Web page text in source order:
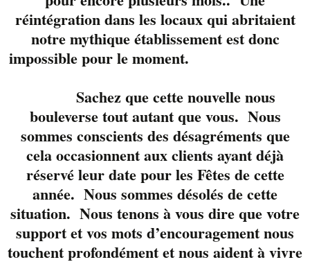
années,Cathy
Laplante,
ChanteuseetSylvain
Landryont décidé de
ensemble pour nous
offrir un spectacle à
leur image. Vous serez
choyés par ce talent
indéniable et
l’harmonie de leurs
voix.
Réservez votre table
au 819-822-3724
réintégration dans les locaux qui abritaient
notre mythique établissement est donc
impossible pour le moment.
Sachez que cette nouvelle nous
bouleverse tout autant que vous. Nous
sommes conscients des désagréments que
cela occasionnent aux clients ayant déjà
réservé leur date pour les Fêtes de cette
année. Nous sommes désolés de cette
situation. Nous tenons à vous dire que votre
support et vos mots d’encouragement nous
touchent profondément et nous aident à vivre